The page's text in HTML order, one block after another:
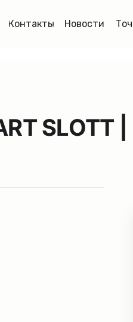
Контакты Новости
SLOTT |